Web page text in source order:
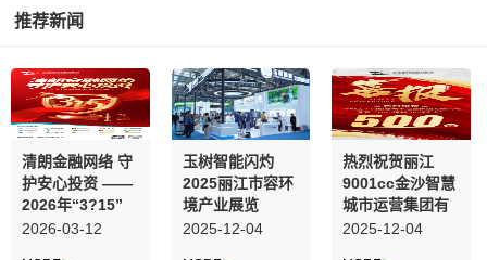
推荐新闻
清朗金融网络 守
护安心投资 ——
2026年“3?15”
投资者�；
2026-03-12
玉树智能闪灼
2025丽江市容环
境产业展览
会，，，，
2025-12-04
热烈祝贺丽江
9001cc金沙智慧
城市运营集团有
限公司荣登2025
2025-12-04